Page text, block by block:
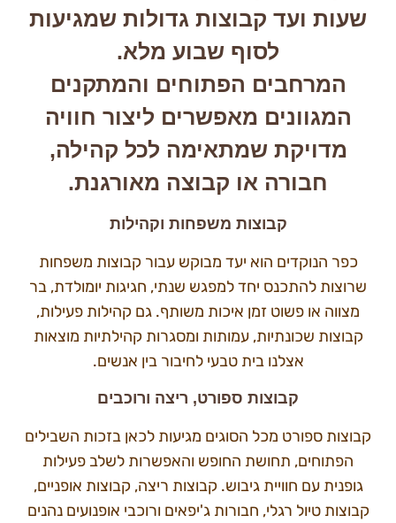
שעות ועד קבוצות גדולות שמגיעות
לסוף שבוע מלא.
המרחבים הפתוחים והמתקנים
המגוונים מאפשרים ליצור חוויה
מדויקת שמתאימה לכל קהילה,
חבורה או קבוצה מאורגנת.
קבוצות משפחות וקהילות
כפר הנוקדים הוא יעד מבוקש עבור קבוצות משפחות
שרוצות להתכנס יחד למפגש שנתי, חגיגות יומולדת, בר
מצווה או פשוט זמן איכות משותף. גם קהילות פעילות,
קבוצות שכונתיות, עמותות ומסגרות קהילתיות מוצאות
אצלנו בית טבעי לחיבור בין אנשים.
קבוצות ספורט, ריצה ורוכבים
קבוצות ספורט מכל הסוגים מגיעות לכאן בזכות השבילים
הפתוחים, תחושת החופש והאפשרות לשלב פעילות
גופנית עם חוויית גיבוש. קבוצות ריצה, קבוצות אופניים,
קבוצות טיול רגלי, חבורות ג'יפאים ורוכבי אופנועים נהנים